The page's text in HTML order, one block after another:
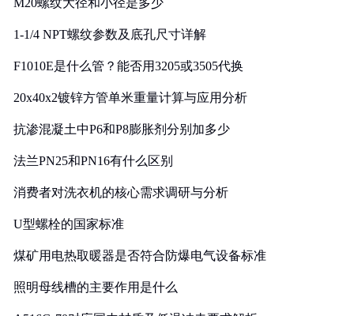
M20螺纹大径和小径是多少
1-1/4 NPT螺纹参数及底孔尺寸详解
F1010E是什么管？能否用3205或3505代换
20x40x2镀锌方管单米重量计算与应用分析
抗渗混凝土中P6和P8膨胀剂分别加多少
法兰PN25和PN16有什么区别
消费者对洗衣机的核心需求调研与分析
U型螺栓的国家标准
煤矿用电热取暖器是否符合防爆电气设备标准
照明母线槽的主要作用是什么